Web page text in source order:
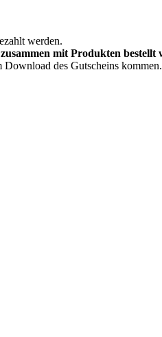
werden.
mit Produkten bestellt
des Gutscheins kommen.